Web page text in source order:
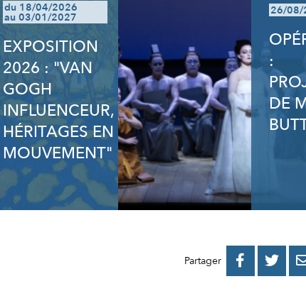
du 18/04/2026
au 03/01/2027
EXPOSITION
2026 : "VAN
GOGH
INFLUENCEUR,
HÉRITAGES EN
MOUVEMENT"
26/08/
:
DE
Partager  